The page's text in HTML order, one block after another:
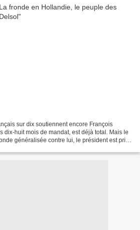
sur dix soutiennent encore François
dix-huit mois de mandat, est déjà total. Mais le
généralisée contre lui, le président est privé